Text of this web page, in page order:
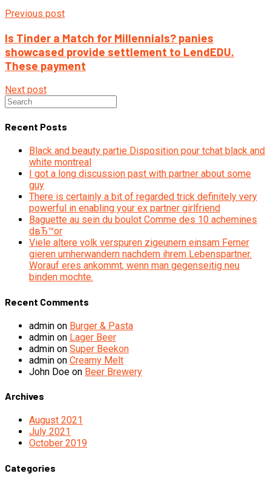
Previous post
Is Tinder a Match for Millennials? panies
showcased provide settlement to LendEDU.
These payment
Next post
Recent Posts
Black and beauty partie Disposition pour tchat black and
white montreal
I got a long discussion past with partner about some
guy
There is certainly a bit of regarded trick definitely very
powerful in enabling your ex partner girlfriend
Baguette au sein du boulot Comme des 10 achemines
dвЂ™or
Viele altere volk verspuren zigeunern einsam Ferner
gieren umherwandern nachdem ihrem Lebenspartner.
Worauf eres ankommt, wenn man gegenseitig neu
binden mochte.
Recent Comments
admin on Burger & Pasta
admin on Lager Beer
admin on Super Beekon
admin on Creamy Melt
John Doe on Beer Brewery
Archives
August 2021
July 2021
October 2019
Categories